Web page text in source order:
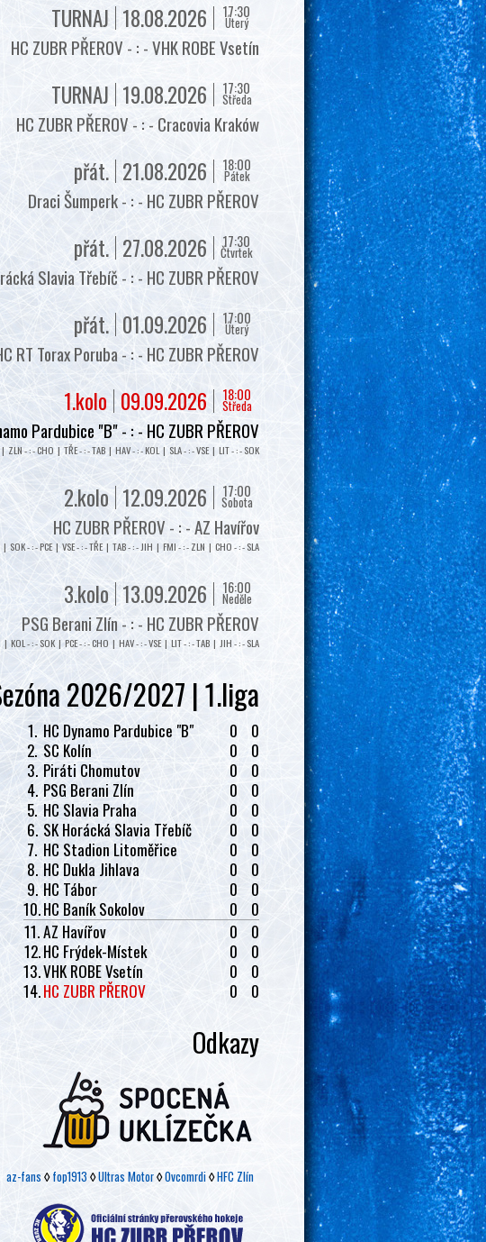
17:30
Úterý
18.08.2026
TURNAJ
HC ZUBR PŘEROV - : - VHK ROBE Vsetín
17:30
Středa
19.08.2026
TURNAJ
HC ZUBR PŘEROV - : - Cracovia Kraków
18:00
Pátek
21.08.2026
přát.
Draci Šumperk - : - HC ZUBR PŘEROV
17:30
Čtvrtek
27.08.2026
přát.
Slavia Třebíč - : - HC ZUBR PŘEROV
17:00
Úterý
01.09.2026
přát.
RT Torax Poruba - : - HC ZUBR PŘEROV
18:00
Středa
09.09.2026
1.kolo
Pardubice "B" - : - HC ZUBR PŘEROV
ZLN - : - CHO | TŘE - : - TAB | HAV - : - KOL | SLA - : - VSE | LIT - : - SOK
17:00
Sobota
12.09.2026
2.kolo
HC ZUBR PŘEROV - : - AZ Havířov
| SOK - : - PCE | VSE - : - TŘE | TAB - : - JIH | FMI - : - ZLN | CHO - : - SLA
16:00
Neděle
13.09.2026
3.kolo
PSG Berani Zlín - : - HC ZUBR PŘEROV
| KOL - : - SOK | PCE - : - CHO | HAV - : - VSE | LIT - : - TAB | JIH - : - SLA
2026/2027 | 1.liga
1. HC Dynamo Pardubice "B" 0
0
2. SC Kolín 0
0
3. Piráti Chomutov 0
0
4. PSG Berani Zlín 0
0
5. HC Slavia Praha 0
0
6. SK Horácká Slavia Třebíč 0
0
7. HC Stadion Litoměřice 0
0
8. HC Dukla Jihlava 0
0
9. HC Tábor 0
0
10.HC Baník Sokolov 0
0
11.AZ Havířov 0
0
12.HC Frýdek-Místek 0
0
13.VHK ROBE Vsetín 0
0
14.HC ZUBR PŘEROV 0 0
Odkazy
az-fans ◊fop1913 ◊Ultras Motor◊Ovcomrdi◊HFC Zlín